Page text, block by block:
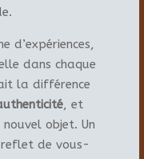
d’expériences,
dans chaque
la différence
, et
objet. Un
reflet de vous-